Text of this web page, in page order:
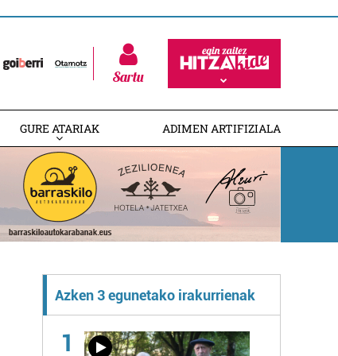
Sartu
GURE ATARIAK ADIMEN ARTIFIZIALA
Azken 3 egunetako irakurrienak
1